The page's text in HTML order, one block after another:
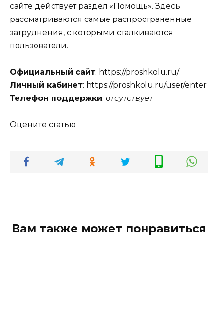
сайте действует раздел «Помощь». Здесь
рассматриваются самые распространенные
затруднения, с которыми сталкиваются
пользователи.
Официальный сайт: https://proshkolu.ru/
Личный кабинет: https://proshkolu.ru/user/enter
Телефон поддержки: отсутствует
Оцените статью
Вам также может понравиться